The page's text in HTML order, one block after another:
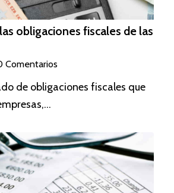
obligaciones fiscales de las
Comentarios
de obligaciones fiscales que